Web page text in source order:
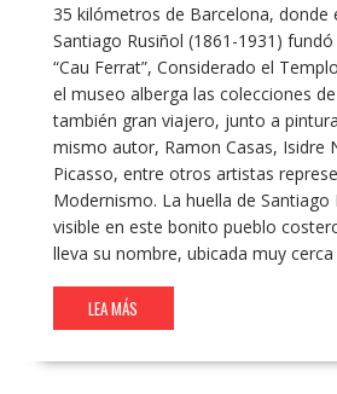
35 kilómetros de Barcelona, donde
Santiago Rusiñol (1861-1931)
“Cau Ferrat”, Considerado el
el museo alberga las colecciones
también gran viajero, junto a
mismo autor, Ramon Casas, Isidre
Picasso, entre otros artistas
Modernismo. La huella de Santiago
visible en este bonito pueblo
lleva su nombre, ubicada muy
LEA MÁS